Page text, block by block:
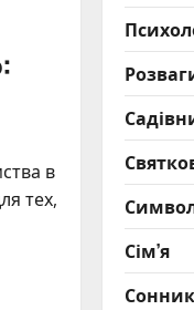
в
тех,
Сім’я
Сонник